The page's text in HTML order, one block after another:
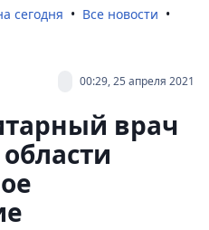
сегодня
Все новости
00:29, 25 апреля 2021
врач